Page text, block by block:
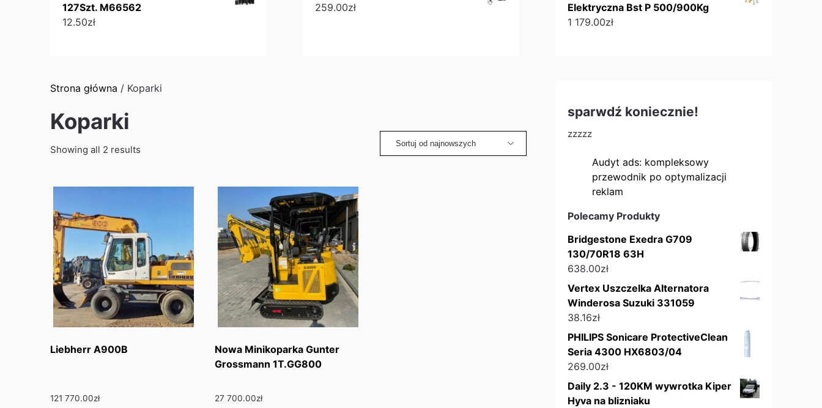
127Szt. M66562
12.50zł
259.00zł
Elektryczna Bst P 500/900Kg
1 179.00zł
Strona główna / Koparki
Koparki
Showing all 2 results
Liebherr A900B
121 770.00zł
Nowa Minikoparka Gunter
Grossmann 1T.GG800
27 700.00zł
sparwdź koniecznie!
zzzzz
Audyt ads: kompleksowy
przewodnik po optymalizacji
reklam
Polecamy Produkty
Bridgestone Exedra G709
130/70R18 63H
638.00zł
Vertex Uszczelka Alternatora
Winderosa Suzuki 331059
38.16zł
PHILIPS Sonicare ProtectiveClean
Seria 4300 HX6803/04
269.00zł
Daily 2.3 - 120KM wywrotka Kiper
Hyva na blizniaku